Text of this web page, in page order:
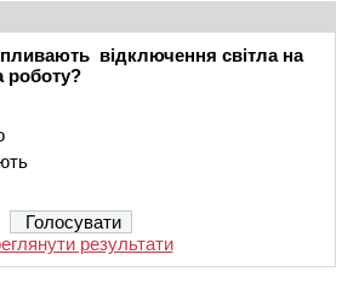
відключення світла на
роботу?
результати